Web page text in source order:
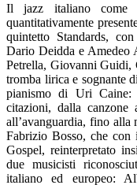
Il jazz italiano come
quantitativamente
quintetto Standards,
Dario Deidda e Amedeo
Petrella, Giovanni Guidi,
tromba lirica e sognante
pianismo di Uri
citazioni, dalla canzone
all’avanguardia, fino alla
Fabrizio Bosso, che
Gospel, reinterpretato
due musicisti
italiano ed europeo: